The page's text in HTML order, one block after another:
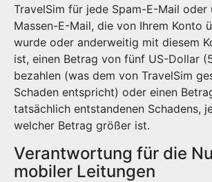
TravelSim für jede Spam-E-Mail oder
Massen-E-Mail, die von Ihrem Konto
wurde oder anderweitig mit diesem
ist, einen Betrag von fünf US-Dollar
bezahlen (was dem von TravelSim
Schaden entspricht) oder einen
tatsächlich entstandenen Schadens,
welcher Betrag größer ist.
Verantwortung für die
mobiler Leitungen